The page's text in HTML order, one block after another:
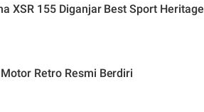
XSR 155 Diganjar Best Sport Heritage
Retro Resmi Berdiri